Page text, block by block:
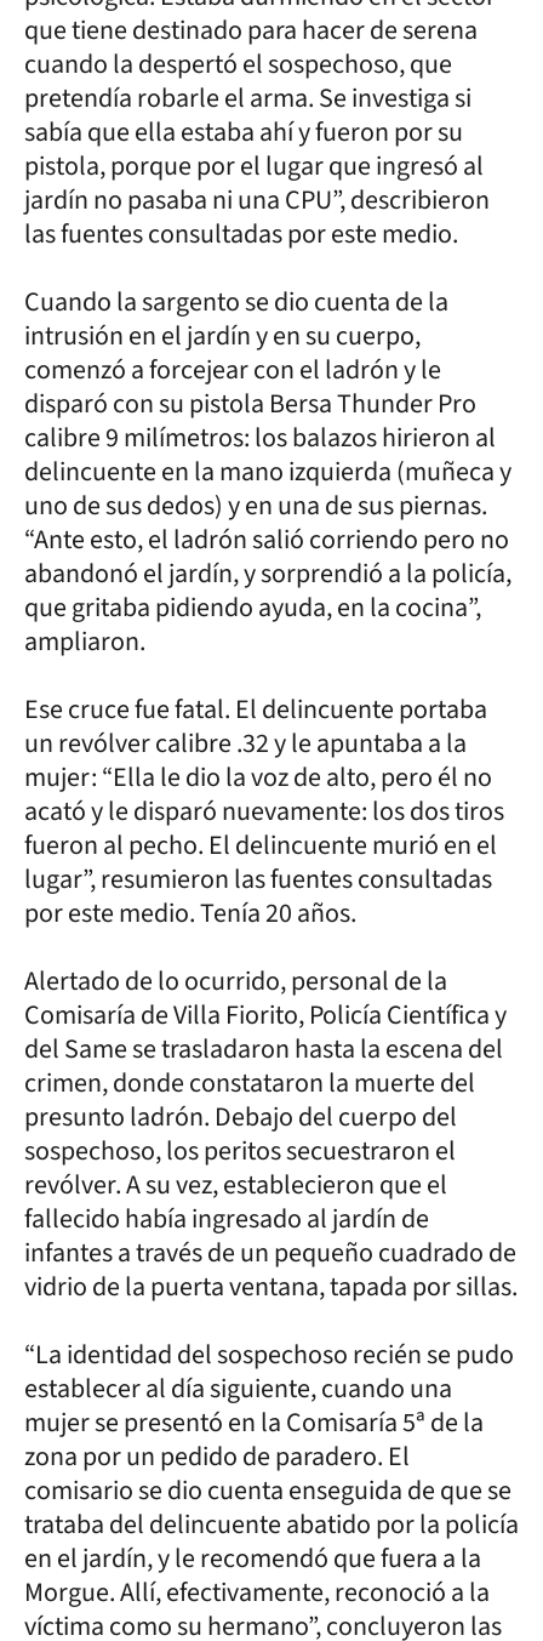
que tiene destinado para hacer de serena
cuando la despertó el sospechoso, que
pretendía robarle el arma. Se investiga si
sabía que ella estaba ahí y fueron por su
pistola, porque por el lugar que ingresó al
jardín no pasaba ni una CPU”, describieron
las fuentes consultadas por este medio.
Cuando la sargento se dio cuenta de la
intrusión en el jardín y en su cuerpo,
comenzó a forcejear con el ladrón y le
disparó con su pistola Bersa Thunder Pro
calibre 9 milímetros: los balazos hirieron al
delincuente en la mano izquierda (muñeca y
uno de sus dedos) y en una de sus piernas.
“Ante esto, el ladrón salió corriendo pero no
abandonó el jardín, y sorprendió a la policía,
que gritaba pidiendo ayuda, en la cocina”,
ampliaron.
Ese cruce fue fatal. El delincuente portaba
un revólver calibre .32 y le apuntaba a la
mujer: “Ella le dio la voz de alto, pero él no
acató y le disparó nuevamente: los dos tiros
fueron al pecho. El delincuente murió en el
lugar”, resumieron las fuentes consultadas
por este medio. Tenía 20 años.
Alertado de lo ocurrido, personal de la
Comisaría de Villa Fiorito, Policía Científica y
del Same se trasladaron hasta la escena del
crimen, donde constataron la muerte del
presunto ladrón. Debajo del cuerpo del
sospechoso, los peritos secuestraron el
revólver. A su vez, establecieron que el
fallecido había ingresado al jardín de
infantes a través de un pequeño cuadrado de
vidrio de la puerta ventana, tapada por sillas.
“La identidad del sospechoso recién se pudo
establecer al día siguiente, cuando una
mujer se presentó en la Comisaría 5ª de la
zona por un pedido de paradero. El
comisario se dio cuenta enseguida de que se
trataba del delincuente abatido por la policía
en el jardín, y le recomendó que fuera a la
Morgue. Allí, efectivamente, reconoció a la
víctima como su hermano”, concluyeron las